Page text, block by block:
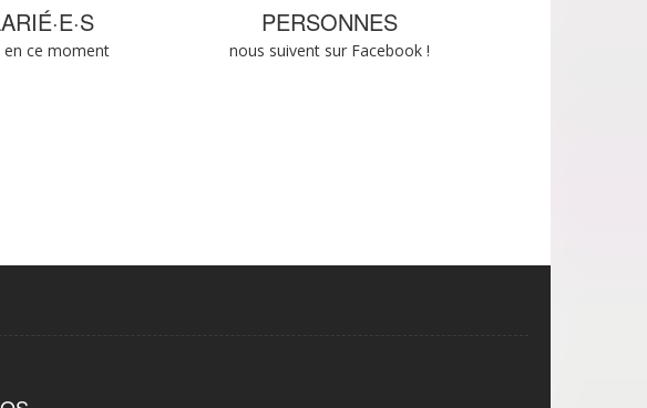
en ce moment
PERSONNES
nous suivent sur Facebook !